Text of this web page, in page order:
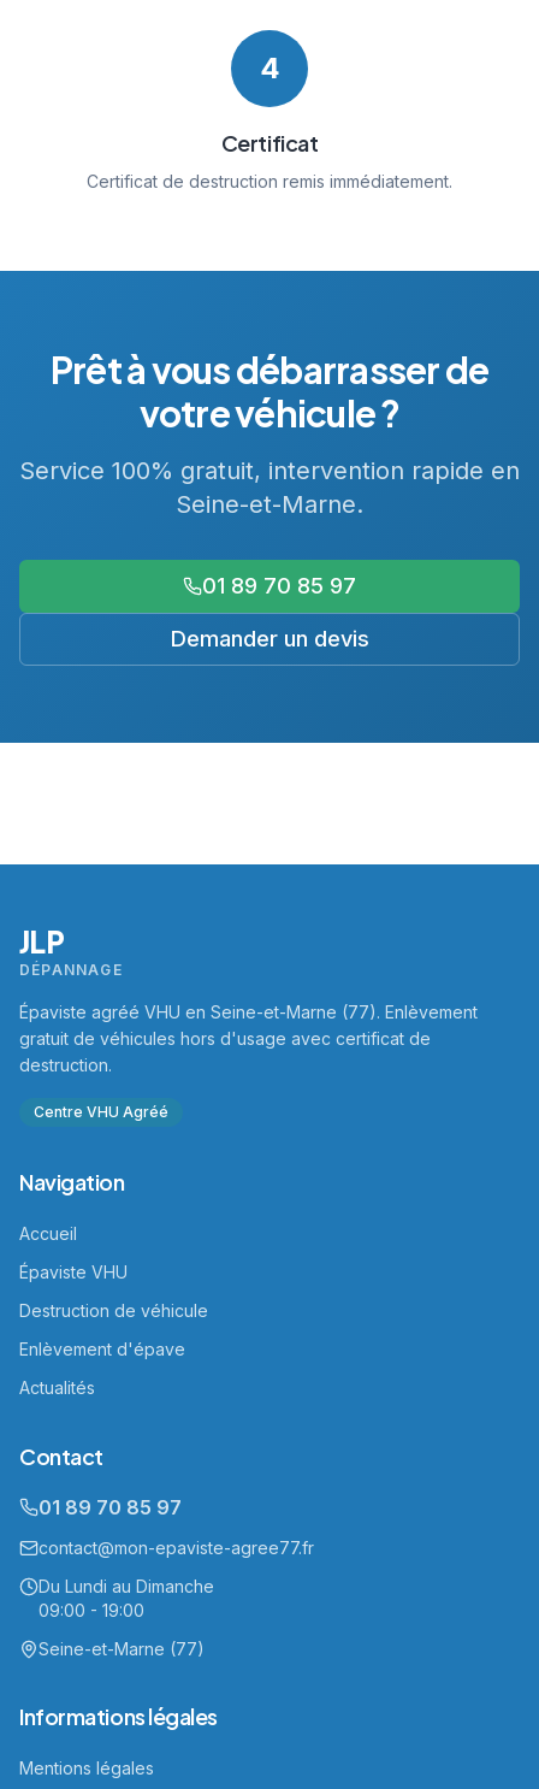
4
Certificat
Certificat de destruction remis immédiatement.
Prêt à vous débarrasser de
votre véhicule ?
Service 100% gratuit, intervention rapide en
Seine-et-Marne.
01 89 70 85 97
Demander un devis
JLP
DÉPANNAGE
Épaviste agréé VHU en Seine-et-Marne (77). Enlèvement
gratuit de véhicules hors d'usage avec certificat de
destruction.
Centre VHU Agréé
Navigation
Accueil
Épaviste VHU
Destruction de véhicule
Enlèvement d'épave
Actualités
Contact
01 89 70 85 97
contact@mon-epaviste-agree77.fr
Du Lundi au Dimanche
09:00 - 19:00
Seine-et-Marne (77)
Informations légales
Mentions légales